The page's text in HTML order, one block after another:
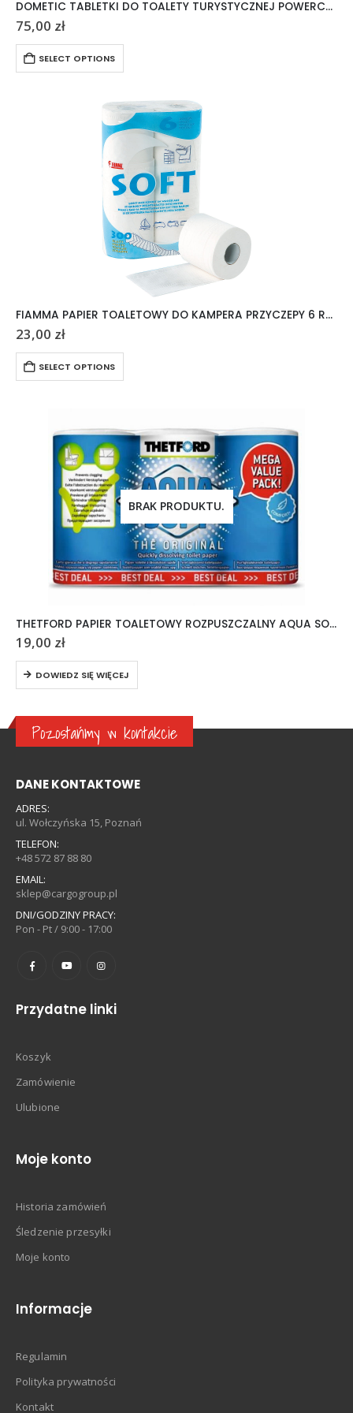
DOMETIC TABLETKI DO TOALETY TURYSTYCZNEJ POWERCARE TABS 20 SZTUK
75,00 zł
SELECT OPTIONS
FIAMMA PAPIER TOALETOWY DO KAMPERA PRZYCZEPY 6 ROLEK
23,00 zł
SELECT OPTIONS
BRAK PRODUKTU.
THETFORD PAPIER TOALETOWY ROZPUSZCZALNY AQUA SOFT 6 ROLEK
19,00 zł
DOWIEDZ SIĘ WIĘCEJ
Pozostańmy w kontakcie
DANE KONTAKTOWE
ADRES:
ul. Wołczyńska 15, Poznań
TELEFON:
+48 572 87 88 80
EMAIL:
sklep@cargogroup.pl
DNI/GODZINY PRACY:
Pon - Pt / 9:00 - 17:00
Przydatne linki
Koszyk
Zamówienie
Ulubione
Moje konto
Historia zamówień
Śledzenie przesyłki
Moje konto
Informacje
Regulamin
Polityka prywatności
Kontakt